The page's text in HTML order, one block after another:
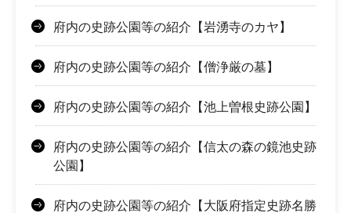
府内の史跡公園等の紹介【岩湧寺のカヤ】
府内の史跡公園等の紹介【僧浄厳の墓】
府内の史跡公園等の紹介【池上曽根史跡公園】
府内の史跡公園等の紹介【信太の森の鏡池史跡
公園】
府内の史跡公園等の紹介【大阪府指定史跡名勝